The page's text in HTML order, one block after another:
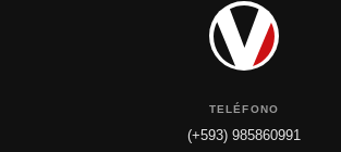
TELÉFONO
(+593) 985860991